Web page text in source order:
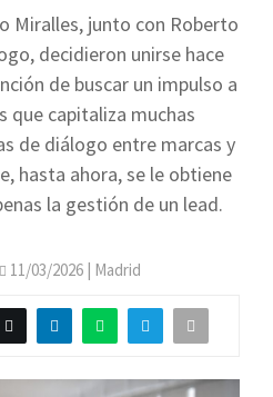
Miralles, junto con Roberto
decidieron unirse hace
de buscar un impulso a
que capitaliza muchas
de diálogo entre marcas y
hasta ahora, se le obtiene
la gestión de un lead.
11/03/2026 | Madrid